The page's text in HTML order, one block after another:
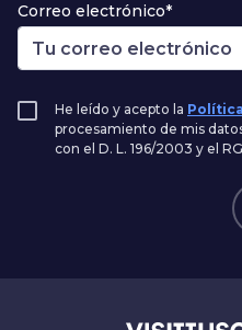
Correo electrónico*
He leído y acepto la
procesamiento de mis
con el D. L. 196/2003 y el